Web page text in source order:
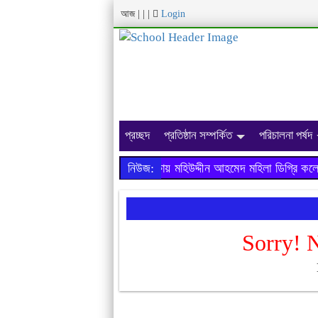
আজ Login
প্রচ্ছদ প্রতিষ্ঠান সম্পর্কিত পরিচালনা পর্ষদ
নিউজ:
২০১৯ সালের এইচ.এস.সি পরীক্ষায় মহিউদ্দীন আহমেদ মহিলা ডিগ্রি
Sorry!